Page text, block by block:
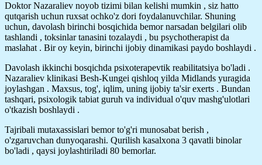
Doktor Nazaraliev noyob tizimi bilan kelishi mumkin , siz hatto
qutqarish uchun ruxsat ochko'z dori foydalanuvchilar. Shuning
uchun, davolash birinchi bosqichida bemor narsadan belgilari olib
tashlandi , toksinlar tanasini tozalaydi , bu psychotherapist da
maslahat . Bir oy keyin, birinchi ijobiy dinamikasi paydo boshlaydi .
Davolash ikkinchi bosqichda psixoterapevtik reabilitatsiya bo'ladi .
Nazaraliev klinikasi Besh-Kungei qishloq yilda Midlands yuragida
joylashgan . Maxsus, tog', iqlim, uning ijobiy ta'sir exerts . Bundan
tashqari, psixologik tabiat guruh va individual o'quv mashg'ulotlari
o'tkazish boshlaydi .
Tajribali mutaxassislari bemor to'g'ri munosabat berish ,
o'zgaruvchan dunyoqarashi. Qurilish kasalxona 3 qavatli binolar
bo'ladi , qaysi joylashtiriladi 80 bemorlar.